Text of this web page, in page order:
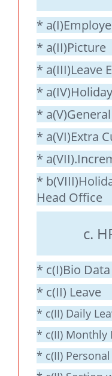
*
* a(II)Picture
* a(III)Leave
*
*
* a(VI)Extra
*
*
Head Office
c.
* c(I)Bio Data
* c(II) Leave
* c(II) Daily
* c(II) Monthly
* c(II) Personal